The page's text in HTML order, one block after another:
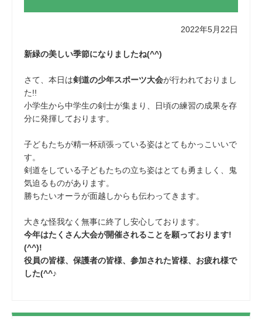
2022年5月22日
新緑の美しい季節になりましたね(^^)
さて、本日は剣道の少年スポーツ大会が行われておりまし
た!!
小学生から中学生の剣士が集まり、日頃の練習の成果を存
分に発揮しております。
子どもたちが精一杯頑張っている姿はとてもかっこいいで
す。
剣道をしている子どもたちの立ち姿はとても勇ましく、鬼
気迫るものがあります。
勝ちたいオーラが面越しからも伝わってきます。
大きな怪我なく無事に終了し安心しております。
今年はたくさん大会が開催されることを願っております!
(^^)!
役員の皆様、保護者の皆様、参加された皆様、お疲れ様で
した(^^♪